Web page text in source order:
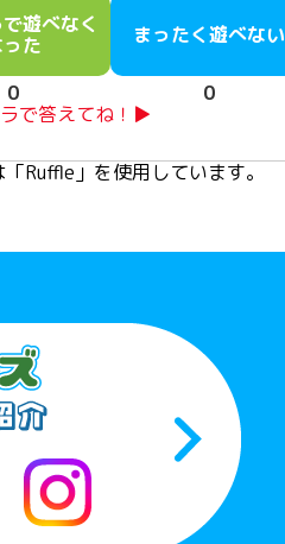
遊べなく
た
0
まったく遊べない
0
で答えてね！▶
Ruffle」を使用しています。